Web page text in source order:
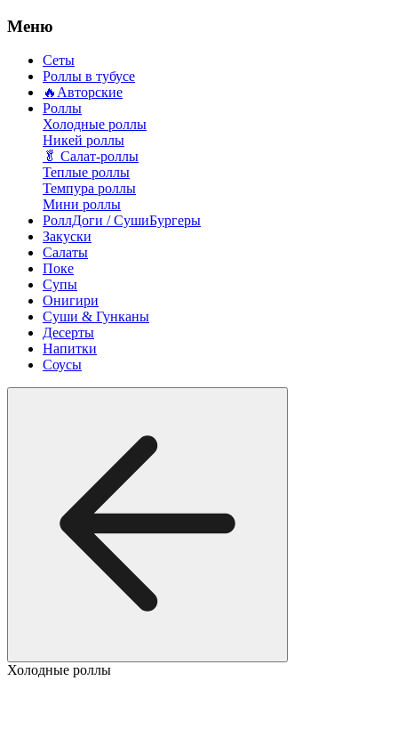
Меню
Сеты
Роллы в тубусе
🔥Авторские
Роллы
Холодные роллы
Никей роллы
🥬 Салат-роллы
Теплые роллы
Темпура роллы
Мини роллы
РоллДоги / СушиБургеры
Закуски
Салаты
Поке
Супы
Онигири
Суши & Гунканы
Десерты
Напитки
Соусы
Холодные роллы